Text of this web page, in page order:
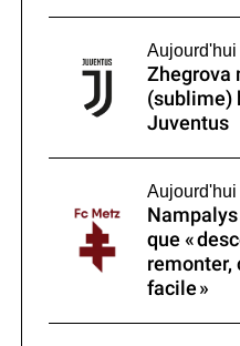
Aujourd'hui
Zhegrova
(sublime)
Juventus
Aujourd'hui
que «
remonter,
facile »